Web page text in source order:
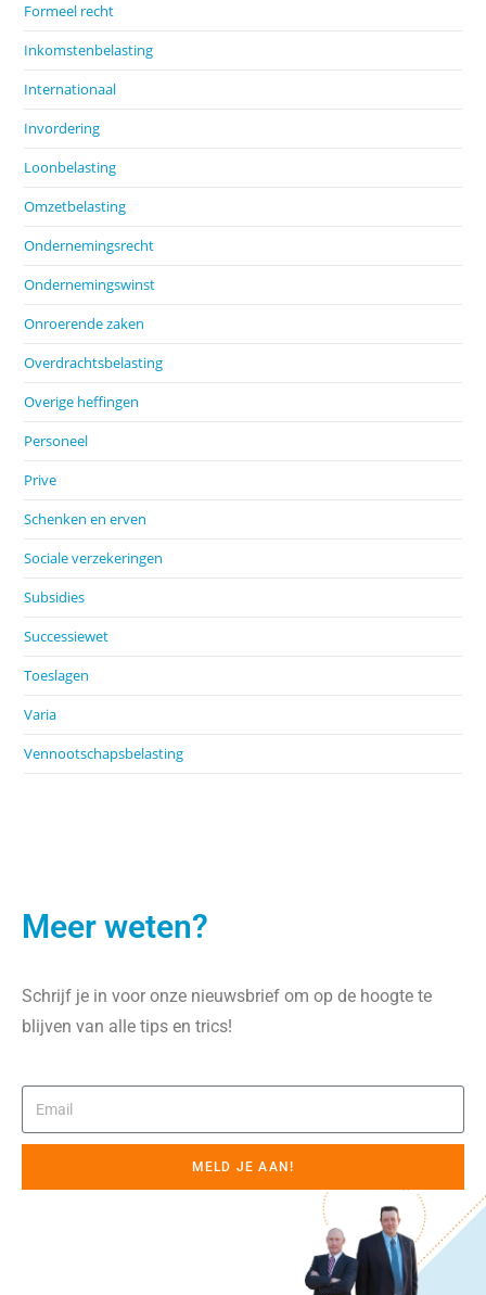
Formeel recht
Inkomstenbelasting
Internationaal
Invordering
Loonbelasting
Omzetbelasting
Ondernemingsrecht
Ondernemingswinst
Onroerende zaken
Overdrachtsbelasting
Overige heffingen
Personeel
Prive
Schenken en erven
Sociale verzekeringen
Subsidies
Successiewet
Toeslagen
Varia
Vennootschapsbelasting
Meer weten?
Schrijf je in voor onze nieuwsbrief om op de hoogte te
blijven van alle tips en trics!
MELD JE AAN!